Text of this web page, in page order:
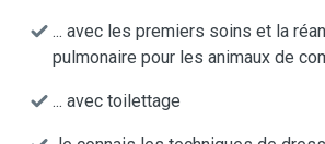
... avec les premiers soins et la
pulmonaire pour les animaux de
... avec toilettage